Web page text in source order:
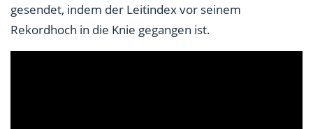
gesendet, indem der Leitindex vor seinem
Rekordhoch in die Knie gegangen ist.